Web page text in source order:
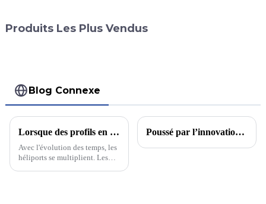
Produits Les Plus Vendus
Blog Connexe
Lorsque des profils en aluminium sont combinés, pensez-vous qu'il s'agit d'un filet de sécurité pour périmètre d'héliport ?
Avec l'évolution des temps, les
héliports se multiplient. Les
Poussé par l’innovation, menant une nouvelle ère de production industrielle d’aluminium